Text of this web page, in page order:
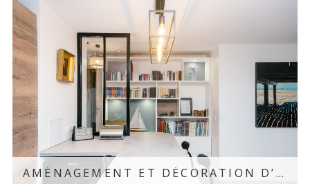
Découvrir le projet
AMÉNAGEMENT ET DÉCORATION D’UN APPARTEMENT – COURBEVOIE, 92